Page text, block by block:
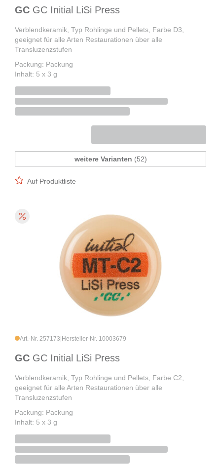
GC GC Initial LiSi Press
Verblendkeramik, Typ Rohlinge und Pellets, Farbe D3,
geeignet für alle Arten Restaurationen über alle
Transluzenzstufen
Packung: Packung
Inhalt: 5 x 3 g
weitere Varianten (52)
Auf Produktliste
Art.-Nr. 257173 Hersteller-Nr. 10003679
GC GC Initial LiSi Press
Verblendkeramik, Typ Rohlinge und Pellets, Farbe C2,
geeignet für alle Arten Restaurationen über alle
Transluzenzstufen
Packung: Packung
Inhalt: 5 x 3 g